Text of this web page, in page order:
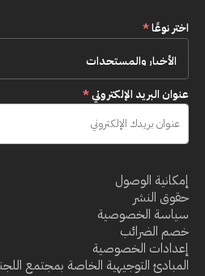
اختر نوعًا*
عنوان البريد الإلكتروني*
إمكانية الوصول
حقوق النشر
سياسة الخصوصية
خصم الضرائب
إعدادات الخصوصية
المبادئ التوجيهية الخاصة بمجتمع